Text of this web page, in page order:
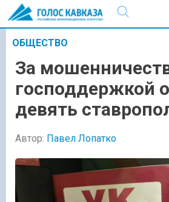
ОБЩЕСТВО
За
господдержкой
девять
Автор: Павел Лопатко